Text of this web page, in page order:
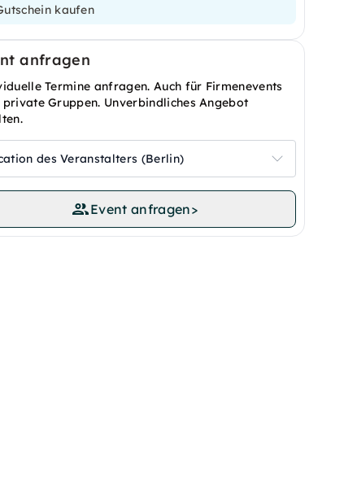
kaufen
anfragen
Termine anfragen. Auch für Firmenevents
Gruppen. Unverbindliches Angebot
des Veranstalters (Berlin)
Event anfragen>